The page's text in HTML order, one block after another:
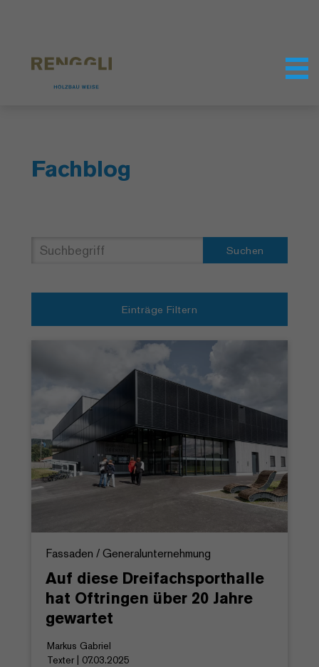
Fachblog
Suchen
Einträge Filtern
Fassaden / Generalunternehmung
Auf diese Dreifachsporthalle
hat Oftringen über 20 Jahre
gewartet
Markus Gabriel
Texter | 07.03.2025